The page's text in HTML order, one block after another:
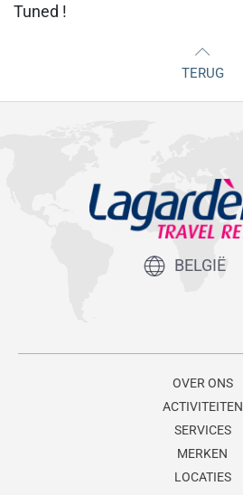
Tuned !
TERUG
BELGIË
OVER ONS
ACTIVITEITEN
SERVICES
MERKEN
LOCATIES